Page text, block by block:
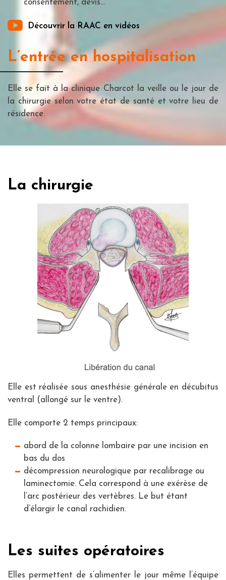
consentement, devis...
Découvrir la RAAC en vidéos
L’entrée en hospitalisation
Elle se fait à la clinique Charcot la veille ou le jour de
la chirurgie selon votre état de santé et votre lieu de
résidence.
La chirurgie
Elle est réalisée sous anesthésie générale en décubitus
ventral (allongé sur le ventre).
Elle comporte 2 temps principaux:
abord de la colonne lombaire par une incision en
bas du dos
décompression neurologique par recalibrage ou
laminectomie. Cela correspond à une exérèse de
l’arc postérieur des vertèbres. Le but étant
d’élargir le canal rachidien.
Les suites opératoires
Elles permettent de s’alimenter le jour même l’équipe